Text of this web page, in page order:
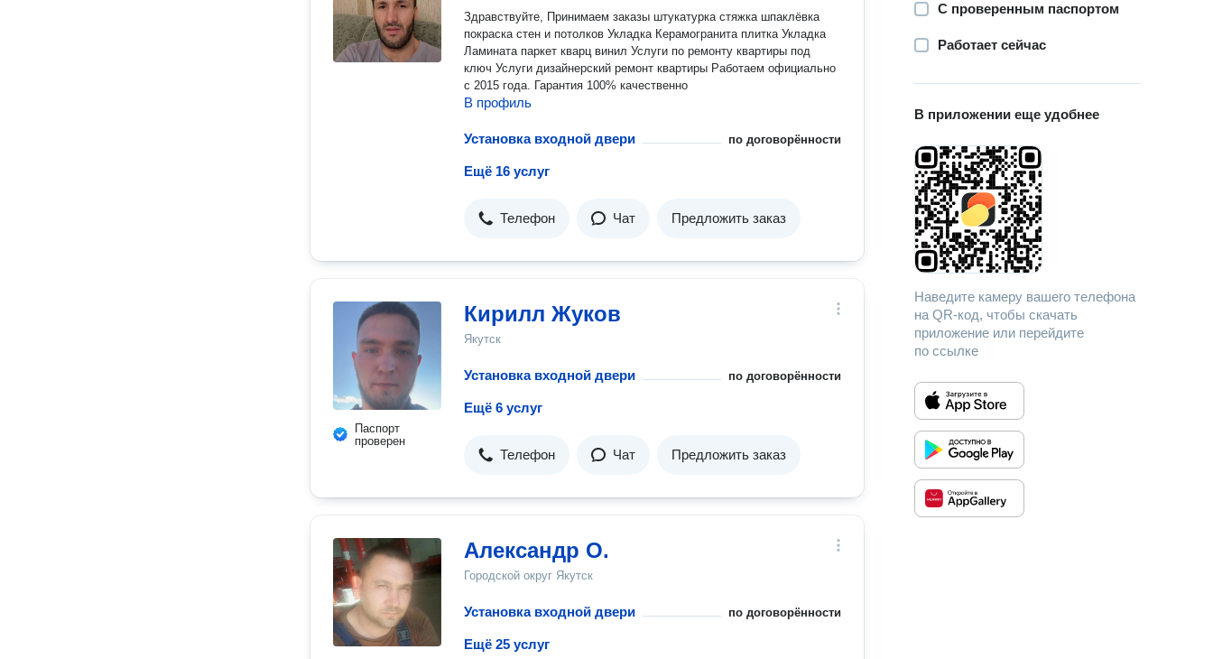
Здравствуйте, Принимаем заказы штукатурка стяжка шпаклёвка
покраска стен и потолков Укладка Керамогранита плитка Укладка
Ламината паркет кварц винил Услуги по ремонту квартиры под
ключ Услуги дизайнерский ремонт квартиры Работаем официально
с 2015 года. Гарантия 100% качественно
В профиль
Установка входной двери по договорённости
Ещё 16 услуг
Телефон Чат Предложить заказ
Паспорт
проверен
Кирилл Жуков
Якутск
Установка входной двери по договорённости
Ещё 6 услуг
Телефон Чат Предложить заказ
Александр О.
Городской округ Якутск
Установка входной двери по договорённости
Ещё 25 услуг
С проверенным паспортом
Работает сейчас
В приложении еще удобнее
Наведите камеру вашего телефона
на QR-код, чтобы скачать
приложение или перейдите
по ссылке